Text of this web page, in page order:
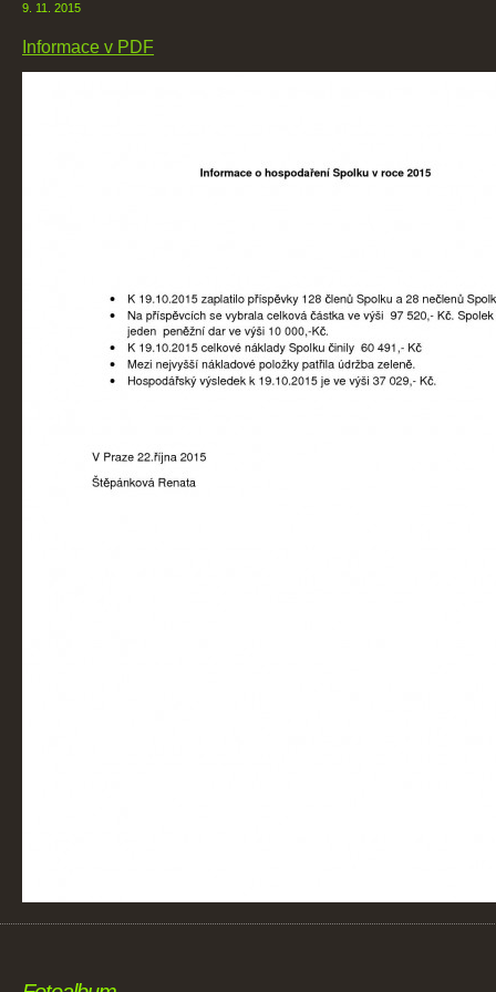
9. 11. 2015
Informace v PDF